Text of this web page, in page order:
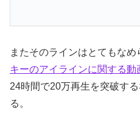
またそのラインはとてもなめ
キーのアイラインに関する動
24時間で20万再生を突破す
る。